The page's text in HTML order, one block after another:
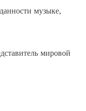
музыке,
мировой